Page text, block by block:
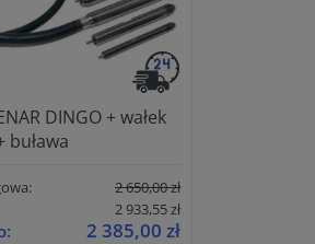
DINGO + wałek
buława
2 650,00 zł
2 933,55 zł
2 385,00 zł